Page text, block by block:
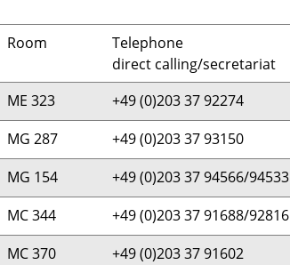
Room
Telephone
direct calling/secretariat
ME 323 +49 (0)203 37 92274
MG 287 +49 (0)203 37 93150
MG 154 +49 (0)203 37 94566/94533
MC 344 +49 (0)203 37 91688/92816
MC 370 +49 (0)203 37 91602